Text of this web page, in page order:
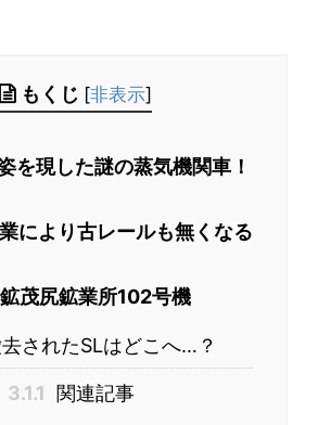
もくじ [非表示]
を現した謎の蒸気機関車！
により古レールも無くなる
茂尻鉱業所102号機
されたSLはどこへ…？
3.1.1 関連記事